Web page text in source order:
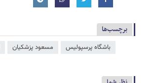
برچسب‌ها
باشگاه پرسپولیس مسعود پزشکیان